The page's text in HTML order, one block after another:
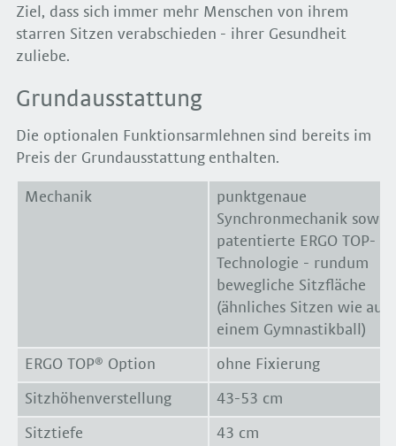
Ziel, dass sich immer mehr Menschen von ihrem
starren Sitzen verabschieden - ihrer Gesundheit
zuliebe.
Grundausstattung
Die optionalen Funktionsarmlehnen sind bereits im
Preis der Grundausstattung enthalten.
Mechanik
punktgenaue
Synchronmechanik sowie
patentierte ERGO TOP-
Technologie - rundum
bewegliche Sitzfläche
(ähnliches Sitzen wie auf
einem Gymnastikball)
ERGO TOP® Option ohne Fixierung
Sitzhöhenverstellung 43-53 cm
Sitztiefe 43 cm